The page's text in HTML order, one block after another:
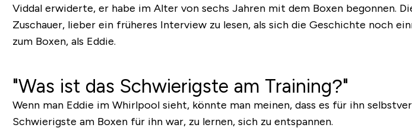
Viddal erwiderte, er habe im Alter von sechs Jahren mit dem Boxen
Zuschauer, lieber ein früheres Interview zu lesen, als sich die Geschichte noch
zum Boxen, als Eddie.
"Was ist das Schwierigste am Training?"
Wenn man Eddie im Whirlpool sieht, könnte man meinen, dass es für ihn
Schwierigste am Boxen für ihn war, zu lernen, sich zu entspannen.